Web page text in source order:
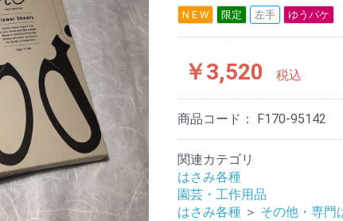
N E W 限定 左手 ゆうパケ
￥3,520 税込
商品コード： F170-95142
関連カテゴリ
はさみ各種
園芸・工作用品
はさみ各種 ＞ その他・専門